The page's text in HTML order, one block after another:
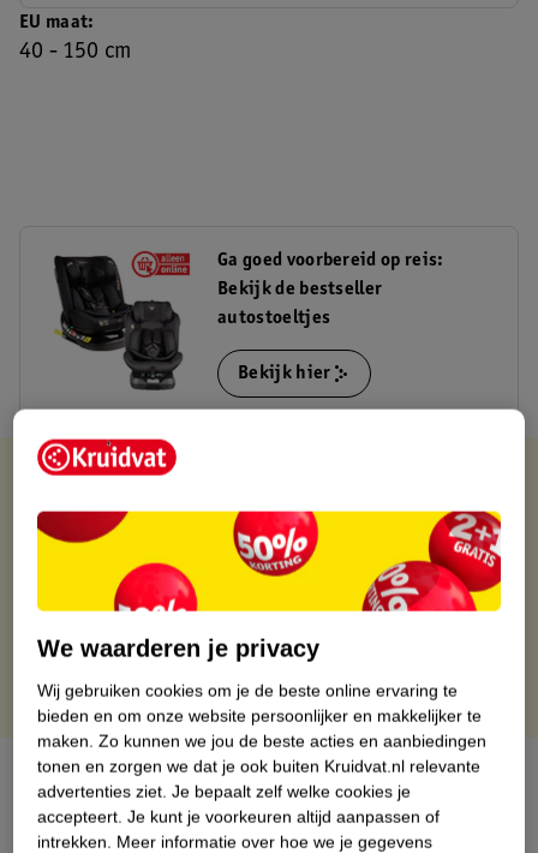
EU maat
40 - 150 cm
Ga goed voorbereid op reis:
Bekijk de bestseller
autostoeltjes
Bekijk hier
Verkocht en verstuurd door
Binnen 1 werkdag verstuurd
Gratis thuisbezorgd
Gratis retourneren via verkooppartner.
Gratis punten met je Kruidvat kaart
Over dit product
Productinformatie
We waarderen je privacy
Wij gebruiken cookies om je de beste online ervaring te
bieden en om onze website persoonlijker en makkelijker te
maken. Zo kunnen we jou de beste acties en aanbiedingen
tonen en zorgen we dat je ook buiten Kruidvat.nl relevante
advertenties ziet. Je bepaalt zelf welke cookies je
accepteert. Je kunt je voorkeuren altijd aanpassen of
intrekken. Meer informatie over hoe we je gegevens